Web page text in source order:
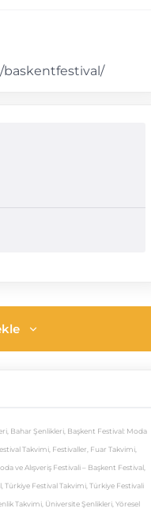
Bahar Şenlikleri Başkent Festival: Moda
Takvimi Festivaller Fuar Takvimi
ve Alışveriş Festivali – Başkent Festival
Türkiye Festival Takvimi Türkiye Festivali
Takvimi Üniversite Şenlikleri Yöresel